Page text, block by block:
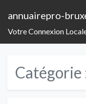
annuairepro-
Votre Connexion
Catégorie